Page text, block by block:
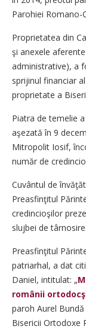
Parohiei Romano-
Proprietatea din
şi anexele
administrative), a
sprijinul financiar
proprietate a
Piatra de temelie
aşezată în 9
Mitropolit Iosif,
număr de
Cuvântul de
Preasfinţitul
credincioşilor
slujbei de ­târnosire.
Preasfinţitul
patriarhal, a dat
Daniel, intitulat: „
românii
paroh Aurel
Bisericii Ortodoxe